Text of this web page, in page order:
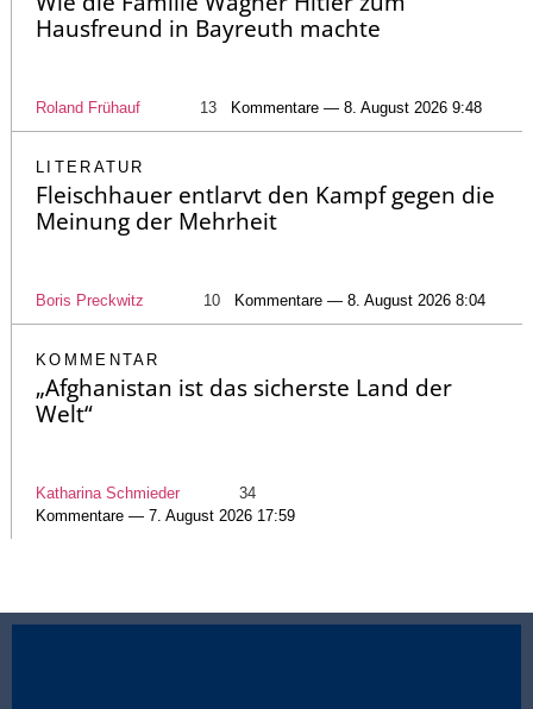
Hausfreund in Bayreuth machte
Roland Frühauf 13 Kommentare — 8. August 2026 9:48
LITERATUR
Fleischhauer entlarvt den Kampf gegen die
Meinung der Mehrheit
Boris Preckwitz 10 Kommentare — 8. August 2026 8:04
KOMMENTAR
„Afghanistan ist das sicherste Land der
Welt“
Katharina Schmieder
34
Kommentare — 7. August 2026 17:59